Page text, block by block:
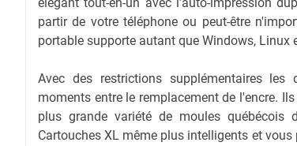
partir de votre téléphone ou peut-être
portable supporte autant que Windows, Linux
Avec des restrictions supplémentaires
moments entre le remplacement de l'encre.
plus grande variété de moules québécois
Cartouches XL même plus intelligents et